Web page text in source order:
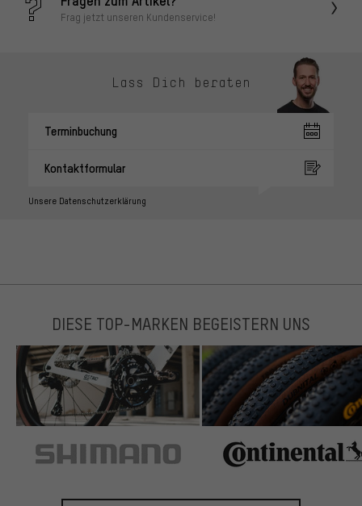
Frag jetzt unseren Kundenservice!
Lass Dich beraten
Terminbuchung
Kontaktformular
Unsere Datenschutzerklärung
DIESE TOP-MARKEN BEGEISTERN UNS